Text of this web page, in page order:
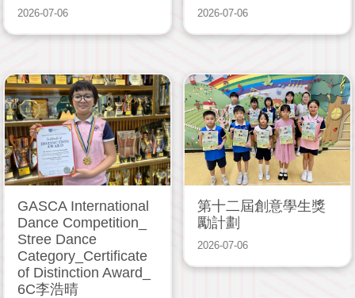
2026-07-06 2026-07-06
GASCA International
Dance Competition_
Stree Dance
Category_Certificate
of Distinction Award_
6C李浩晴
第十二屆創意學生獎
勵計劃
2026-07-06